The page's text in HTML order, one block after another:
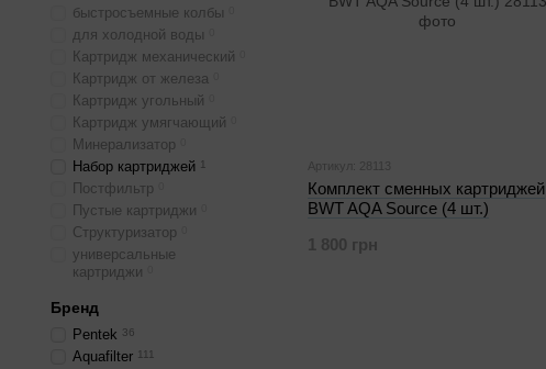
Артикул: 28113
Комплект сменных картриджей
BWT AQA Source (4 шт.)
1 800 грн
быстросъемные колбы
для холодной воды
Картридж механический
Картридж от железа
Картридж угольный
Картридж умягчающий
Минерализатор
Набор картриджей 1
Постфильтр
Пустые картриджи
Структуризатор
универсальные
картриджи
Бренд
Pentek 36
Aquafilter 111